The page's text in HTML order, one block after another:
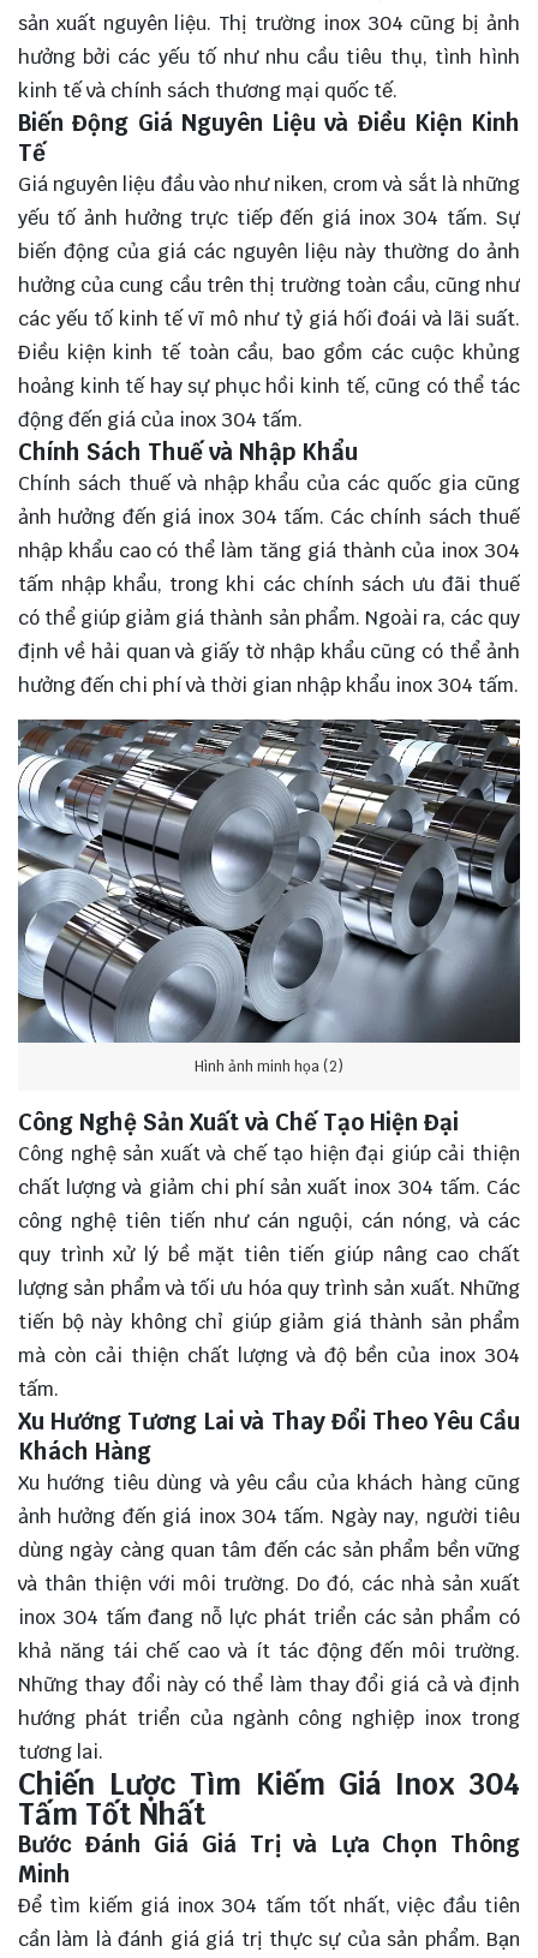
sản xuất nguyên liệu. Thị trường inox 304 cũng bị ảnh
hưởng bởi các yếu tố như nhu cầu tiêu thụ, tình hình
kinh tế và chính sách thương mại quốc tế.
Biến Động Giá Nguyên Liệu và Điều Kiện Kinh
Tế
Giá nguyên liệu đầu vào như niken, crom và sắt là những
yếu tố ảnh hưởng trực tiếp đến giá inox 304 tấm. Sự
biến động của giá các nguyên liệu này thường do ảnh
hưởng của cung cầu trên thị trường toàn cầu, cũng như
các yếu tố kinh tế vĩ mô như tỷ giá hối đoái và lãi suất.
Điều kiện kinh tế toàn cầu, bao gồm các cuộc khủng
hoảng kinh tế hay sự phục hồi kinh tế, cũng có thể tác
động đến giá của inox 304 tấm.
Chính Sách Thuế và Nhập Khẩu
Chính sách thuế và nhập khẩu của các quốc gia cũng
ảnh hưởng đến giá inox 304 tấm. Các chính sách thuế
nhập khẩu cao có thể làm tăng giá thành của inox 304
tấm nhập khẩu, trong khi các chính sách ưu đãi thuế
có thể giúp giảm giá thành sản phẩm. Ngoài ra, các quy
định về hải quan và giấy tờ nhập khẩu cũng có thể ảnh
hưởng đến chi phí và thời gian nhập khẩu inox 304 tấm.
Hình ảnh minh họa (2)
Công Nghệ Sản Xuất và Chế Tạo Hiện Đại
Công nghệ sản xuất và chế tạo hiện đại giúp cải thiện
chất lượng và giảm chi phí sản xuất inox 304 tấm. Các
công nghệ tiên tiến như cán nguội, cán nóng, và các
quy trình xử lý bề mặt tiên tiến giúp nâng cao chất
lượng sản phẩm và tối ưu hóa quy trình sản xuất. Những
tiến bộ này không chỉ giúp giảm giá thành sản phẩm
mà còn cải thiện chất lượng và độ bền của inox 304
tấm.
Xu Hướng Tương Lai và Thay Đổi Theo Yêu Cầu
Khách Hàng
Xu hướng tiêu dùng và yêu cầu của khách hàng cũng
ảnh hưởng đến giá inox 304 tấm. Ngày nay, người tiêu
dùng ngày càng quan tâm đến các sản phẩm bền vững
và thân thiện với môi trường. Do đó, các nhà sản xuất
inox 304 tấm đang nỗ lực phát triển các sản phẩm có
khả năng tái chế cao và ít tác động đến môi trường.
Những thay đổi này có thể làm thay đổi giá cả và định
hướng phát triển của ngành công nghiệp inox trong
tương lai.
Chiến Lược Tìm Kiếm Giá Inox 304
Tấm Tốt Nhất
Bước Đánh Giá Giá Trị và Lựa Chọn Thông
Minh
Để tìm kiếm giá inox 304 tấm tốt nhất, việc đầu tiên
cần làm là đánh giá giá trị thực sự của sản phẩm. Bạn